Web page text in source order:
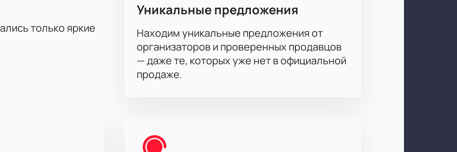
только яркие
Уникальные предложения
Находим уникальные предложения от
организаторов и проверенных продавцов
— даже те, которых уже нет в официальной
продаже.